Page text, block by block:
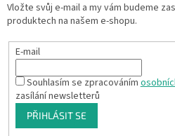
Vložte svůj e-mail a my vám budeme
produktech na našem e-shopu.
E-mail
Souhlasím se zpracováním
zasílání newsletterů
PŘIHLÁSIT SE